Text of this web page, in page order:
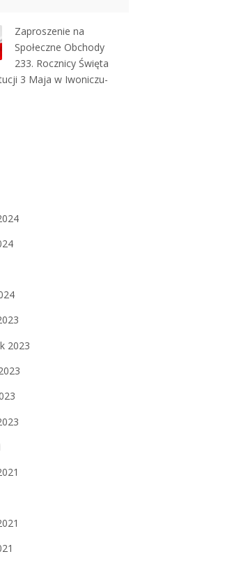
Zaproszenie na
Społeczne Obchody
233. Rocznicy Święta
3 Maja w Iwoniczu-
2023